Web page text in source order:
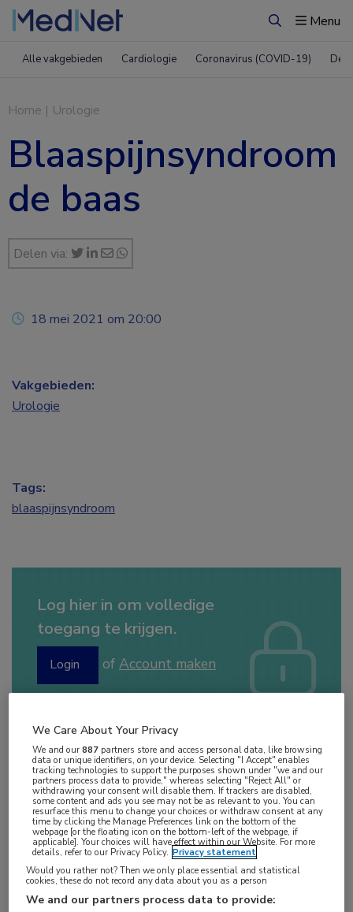
ZoekenMenu
Alle vakgebieden Cardiologie Coronavirus (COVID-19)
Home | Urologie
Blaaspijnsyndroom
de baas
Delen via:
Log hier in om volledige
toegang te krijgen.
Login of Account maken
Opdinsdag 18 mei 2021heeft deze
uitzending live plaats gevonden. Uitzending
gemist? U kunt de webcast nu on demand
bekijken wanneer het u uitkomt.
18 mei 2021 om 20:00
Vakgebieden:
Urologie
Tags:
blaaspijnsyndroom
We Care About Your Privacy
We and our887 partners store and access personal data, like browsing
data or unique identifiers, on your device. Selecting "I Accept" enables
tracking technologies to support the purposes shown under "we and our
partners process data to provide," whereas selecting "Reject All" or
withdrawing your consent will disable them. If trackers are disabled,
some content and ads you see may not be as relevant to you. You can
resurface this menu to change your choices or withdraw consent at any
time by clicking the Manage Preferences link on the bottom of the
webpage [or the floating icon on the bottom-left of the webpage, if
applicable]. Your choices will have effect within our Website. For more
details, refer to our Privacy Policy. Privacy statement
Would you rather not? Then we only place essential and statistical
cookies, these do not record any data about you as a person
We and our partners process data to provide: